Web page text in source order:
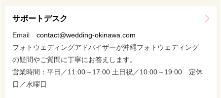
サポートデスク
Email contact@wedding-okinawa.com
フォトウェディングアドバイザーが沖縄フォトウェディング
の疑問やご質問に丁寧にお答えします。
営業時間：平日／11:00～17:00 土日祝／10:00～19:00 定休
日／水曜日